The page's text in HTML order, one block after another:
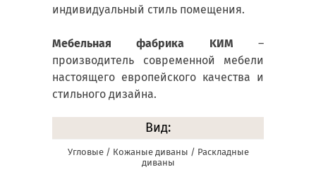
индивидуальный стиль помещения.
Мебельная фабрика KИM –
производитель современной мебели
настоящего европейского качества и
стильного дизайна.
Вид:
Угловые / Кожаные диваны / Раскладные
диваны